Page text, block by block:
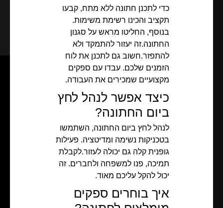
כדי לתכנן חתונה ללא מתח, קבעו
תקציב והכינו רשימת משימות.
בנוסף, החליטו מראש על סגנון
החתונה.זה יעזור להתמקד ולא
להתפזר.חשוב גם לתכנן את לוח
הזמנים שלכם. עבדו עם ספקים
מקצועיים שמכירים את העבודה.
כיצד אפשר לנהל לחץ
ביום החתונה?
לנהל לחץ ביום החתונה, השתמשו
בטכניקות נשימה ומדיטציה. פעילות
גופנית קלה גם יכולה לעזור.לקבלת
תמיכה, פנו למשפחה ולחברים. זה
יכול להקל עליכם מאוד.
איך בוחרים ספקים